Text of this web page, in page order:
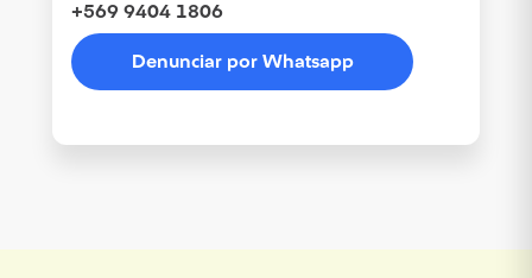
+569 9404 1806
Denunciar por Whatsapp